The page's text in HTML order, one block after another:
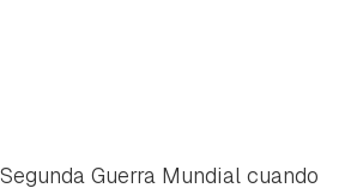
Guerra Mundial cuando